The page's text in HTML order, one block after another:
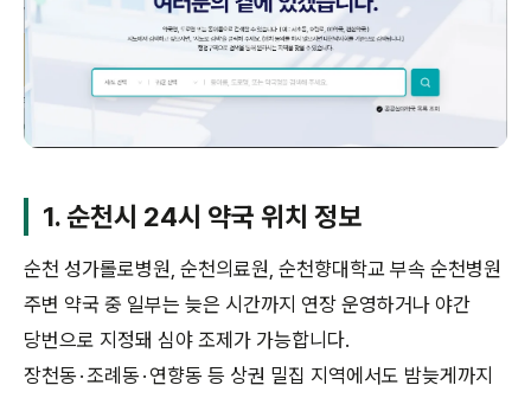
1. 순천시 24시 약국 위치 정보
순천 성가롤로병원, 순천의료원, 순천향대학교 부속 순천병원
주변 약국 중 일부는 늦은 시간까지 연장 운영하거나 야간
당번으로 지정돼 심야 조제가 가능합니다.
장천동 · 조례동 · 연향동 등 상권 밀집 지역에서도 밤늦게까지